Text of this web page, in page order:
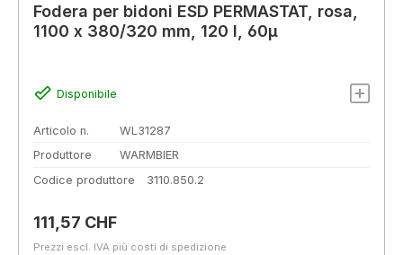
Fodera per bidoni ESD PERMASTAT, rosa,
1100 x 380/320 mm, 120 l, 60µ
Disponibile
Articolo n.
WL31287
Produttore
WARMBIER
Codice produttore
3110.850.2
Prezzo normale:
111,57 CHF
Prezzi escl. IVA più costi di spedizione